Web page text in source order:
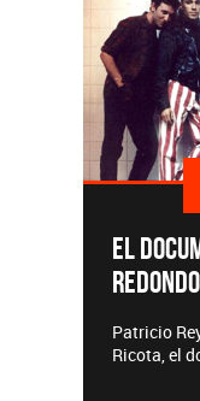
EL
Patricio
Ricota, el